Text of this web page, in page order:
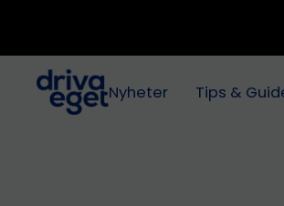
Nyheter Tips &